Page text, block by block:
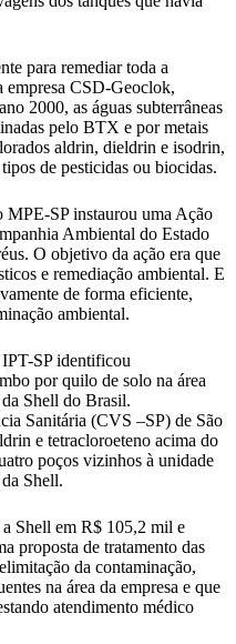
para remediar toda a
empresa CSD-Geoclok,
2000, as águas subterrâneas
pelo BTX e por metais
aldrin, dieldrin e isodrin,
de pesticidas ou biocidas.
MPE-SP instaurou uma Ação
Ambiental do Estado
O objetivo da ação era que
e remediação ambiental. E
de forma eficiente,
ambiental.
SP identificou
por quilo de solo na área
Shell do Brasil.
Sanitária (CVS –SP) de São
e tetracloroeteno acima do
poços vizinhos à unidade
Shell.
Shell em R$ 105,2 mil e
proposta de tratamento das
da contaminação,
na área da empresa e que
atendimento médico